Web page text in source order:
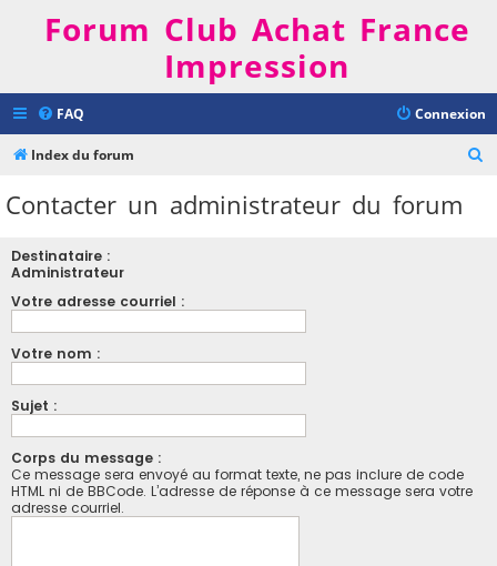
Forum Club Achat France
Impression
FAQ Connexion
Index du forum
Contacter un administrateur du forum
Destinataire :
Administrateur
Votre adresse courriel :
Votre nom :
Sujet :
Corps du message :
Ce message sera envoyé au format texte, ne pas inclure de code
HTML ni de BBCode. L’adresse de réponse à ce message sera votre
adresse courriel.